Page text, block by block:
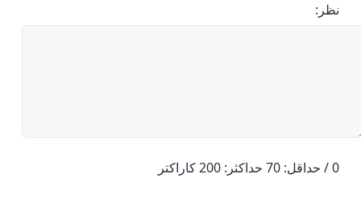
نظر:
0 / حداقل: 70 حداکثر: 200 کاراکتر